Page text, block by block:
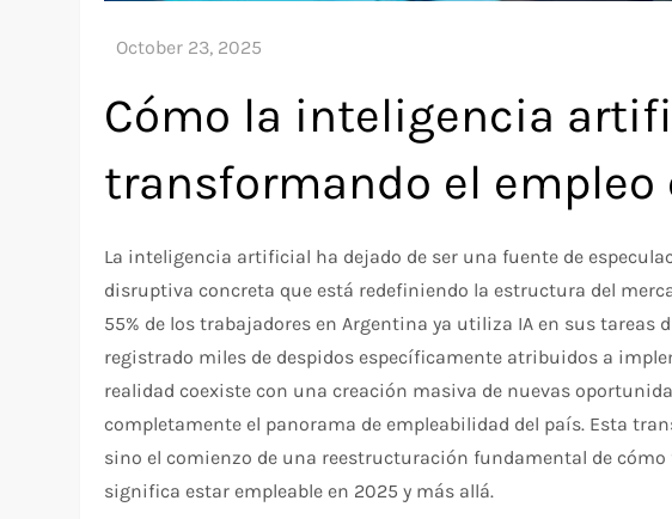
Cómo la inteligencia
transformando el empleo
La inteligencia artificial ha dejado de ser una fuente de
disruptiva concreta que está redefiniendo la estructura del
55% de los trabajadores en Argentina ya utiliza IA en sus tareas
registrado miles de despidos específicamente atribuidos a
realidad coexiste con una creación masiva de nuevas
completamente el panorama de empleabilidad del país. Esta
sino el comienzo de una reestructuración fundamental de
significa estar empleable en 2025 y más allá.